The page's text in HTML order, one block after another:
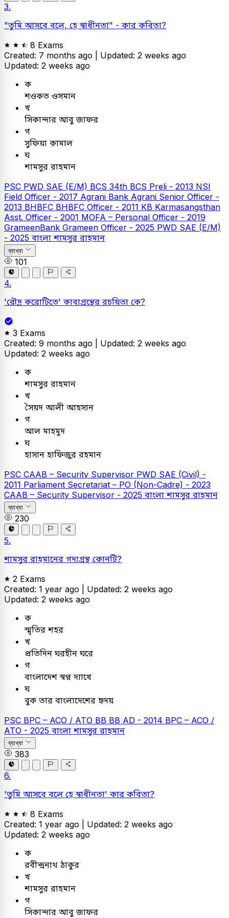
3.
"তুমি আসবে বলে, হে স্বাধীনতা" - কার কবিতা?
8 Exams
Created: 7 months ago | Updated: 2 weeks ago
Updated: 2 weeks ago
ক
শওকত ওসমান
খ
সিকান্দার আবু জাফর
গ
সুফিয়া কামাল
ঘ
শামসুর রাহমান
PSC PWD SAE (E/M) BCS 34th BCS Preli - 2013 NSI
Field Officer - 2017 Agrani Bank Agrani Senior Officer -
2013 BHBFC BHBFC Officer - 2011 KB Karmasangsthan
Asst. Officer - 2001 MOFA – Personal Officer - 2019
GrameenBank Grameen Officer - 2025 PWD SAE (E/M)
- 2025 বাংলাশামসুর রাহমান
ব্যাখ্যা
101
4.
'রৌদ্র করোটিতে' কাব্যগ্রন্থের রচয়িতা কে?
3 Exams
Created: 9 months ago | Updated: 2 weeks ago
Updated: 2 weeks ago
ক
শামসুর রাহমান
খ
সৈয়দ আলী আহসান
গ
আল মাহমুদ
ঘ
হাসান হাফিজুর রহমান
PSC CAAB – Security Supervisor PWD SAE (Civil) -
2011 Parliament Secretariat – PO (Non-Cadre) - 2023
CAAB – Security Supervisor - 2025 বাংলাশামসুর রাহমান
ব্যাখ্যা
230
5.
শামসুর রাহমানের গদ্যগ্রন্থ কোনটি?
2 Exams
Created: 1 year ago | Updated: 2 weeks ago
Updated: 2 weeks ago
ক
স্মৃতির শহর
খ
প্রতিদিন ঘরহীন ঘরে
গ
বাংলাদেশ স্বপ্ন দ্যাখে
ঘ
বুক তার বাংলাদেশের হৃদয়
PSC BPC – ACO / ATO BB BB AD - 2014 BPC – ACO /
ATO - 2025 বাংলাশামসুর রাহমান
ব্যাখ্যা
383
6.
'তুমি আসবে বলে হে স্বাধীনতা' কার কবিতা?
8 Exams
Created: 1 year ago | Updated: 2 weeks ago
Updated: 2 weeks ago
ক
রবীন্দ্রনাথ ঠাকুর
খ
শামসুর রাহমান
গ
সিকান্দার আবু জাফর